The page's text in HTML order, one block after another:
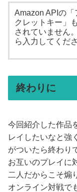
Amazon APIの
クレットキー」
されていません
ら入力してくださ
終わりに
今回紹介した作品
レイしたいなと強
がついたら終わり
お互いのプレイに
二人だからこそ煽
オンライン対戦で